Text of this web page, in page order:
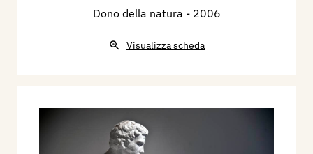
Dono della natura - 2006
Visualizza scheda